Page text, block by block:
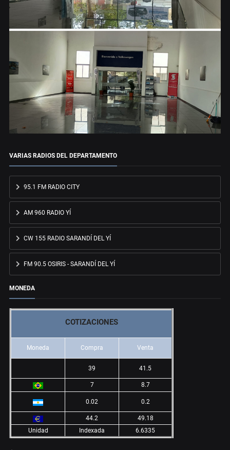
VARIAS RADIOS DEL DEPARTAMENTO
95.1 FM RADIO CITY
AM 960 RADIO YÍ
CW 155 RADIO SARANDÍ DEL YÍ
FM 90.5 OSIRIS - SARANDÍ DEL YÍ
MONEDA
COTIZACIONES
Moneda Compra Venta
39 41.5
7 8.7
0.02 0.2
44.2
49.18
Unidad
Indexada 6.6335